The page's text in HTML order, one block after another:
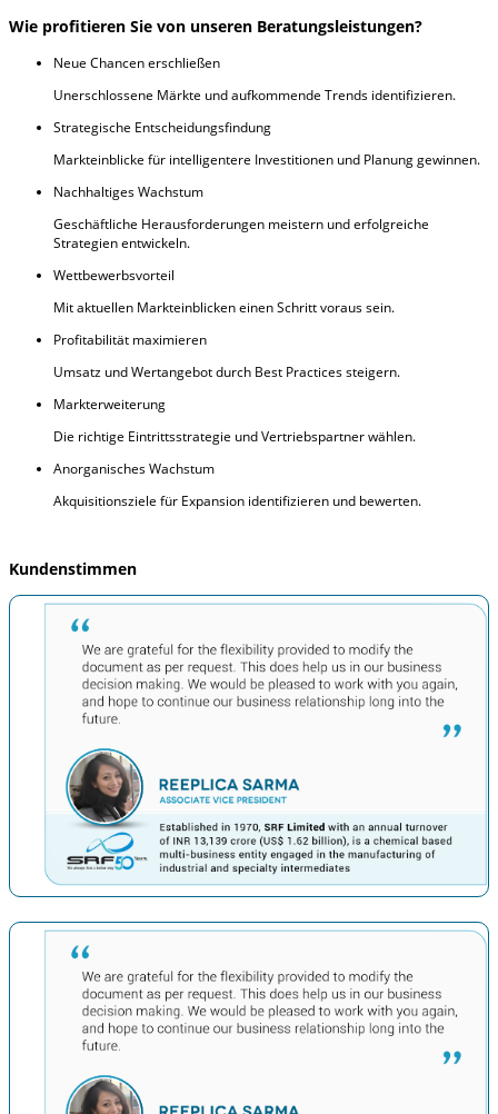
Wie profitieren Sie von unseren Beratungsleistungen?
Neue Chancen erschließen
Unerschlossene Märkte und aufkommende Trends identifizieren.
Strategische Entscheidungsfindung
Markteinblicke für intelligentere Investitionen und Planung gewinnen.
Nachhaltiges Wachstum
Geschäftliche Herausforderungen meistern und erfolgreiche
Strategien entwickeln.
Wettbewerbsvorteil
Mit aktuellen Markteinblicken einen Schritt voraus sein.
Profitabilität maximieren
Umsatz und Wertangebot durch Best Practices steigern.
Markterweiterung
Die richtige Eintrittsstrategie und Vertriebspartner wählen.
Anorganisches Wachstum
Akquisitionsziele für Expansion identifizieren und bewerten.
Kundenstimmen